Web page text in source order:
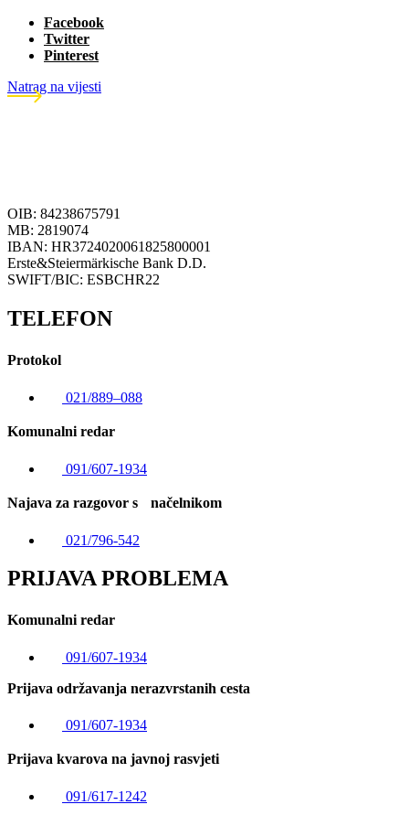
Facebook
Twitter
Pinterest
Natrag na vijesti
OIB: 84238675791
MB: 2819074
IBAN: HR3724020061825800001
Erste&Steiermärkische Bank D.D.
SWIFT/BIC: ESBCHR22
TELEFON
Protokol
021/889–088
Komunalni redar
091/607-1934
Najava za razgovor s načelnikom
021/796-542
PRIJAVA PROBLEMA
Komunalni redar
091/607-1934
Prijava održavanja nerazvrstanih cesta
091/607-1934
Prijava kvarova na javnoj rasvjeti
091/617-1242